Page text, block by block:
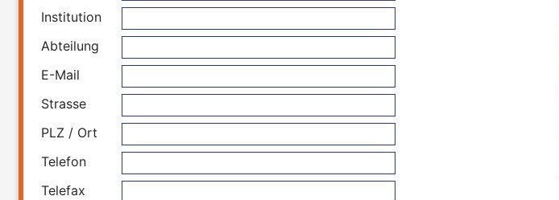
Institution
Abteilung
E-Mail
Strasse
PLZ / Ort
Telefon
Telefax